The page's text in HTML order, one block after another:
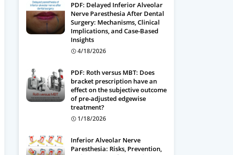
PDF: Delayed Inferior Alveolar
Nerve Paresthesia After Dental
Surgery: Mechanisms, Clinical
Implications, and Case-Based
Insights
4/18/2026
PDF: Roth versus MBT: Does
bracket prescription have an
effect on the subjective outcome
of pre-adjusted edgewise
treatment?
1/18/2026
Inferior Alveolar Nerve
Paresthesia: Risks, Prevention,